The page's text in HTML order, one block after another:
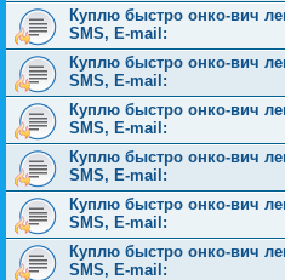
Куплю быстро онко-вич
SMS, E-mail:
Куплю быстро онко-вич
SMS, E-mail:
Куплю быстро онко-вич
SMS, E-mail:
Куплю быстро онко-вич
SMS, E-mail:
Куплю быстро онко-вич
SMS, E-mail:
Куплю быстро онко-вич
SMS, E-mail: